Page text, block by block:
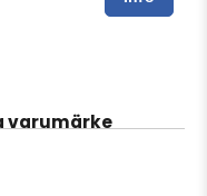
varumärke